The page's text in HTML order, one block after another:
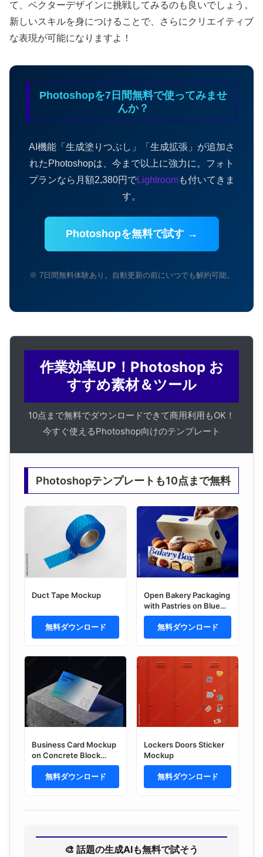
て、ベクターデザインに挑戦してみるのも良いでしょう。
新しいスキルを身につけることで、さらにクリエイティブ
な表現が可能になりますよ！
Photoshopを7日間無料で使ってみませ
んか？
AI機能「生成塗りつぶし」「生成拡張」が追加さ
れたPhotoshopは、今まで以上に強力に。フォト
プランなら月額2,380円でLightroomも付いてきま
す。
Photoshopを無料で試す →
※ 7日間無料体験あり。自動更新の前にいつでも解約可能。
作業効率UP！Photoshop お
すすめ素材＆ツール
10点まで無料でダウンロードできて商用利用もOK！
今すぐ使えるPhotoshop向けのテンプレート
Photoshopテンプレートも10点まで無料
Duct Tape Mockup
無料ダウンロード
Open Bakery Packaging
with Pastries on Blue
Background Mockup
無料ダウンロード
Business Card Mockup
on Concrete Block
Podium
無料ダウンロード
Lockers Doors Sticker
Mockup
無料ダウンロード
🎨 話題の生成AIも無料で試そう